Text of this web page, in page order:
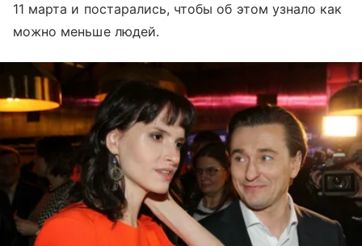
11 марта и постарались, чтобы об этом узнало как
можно меньше людей.